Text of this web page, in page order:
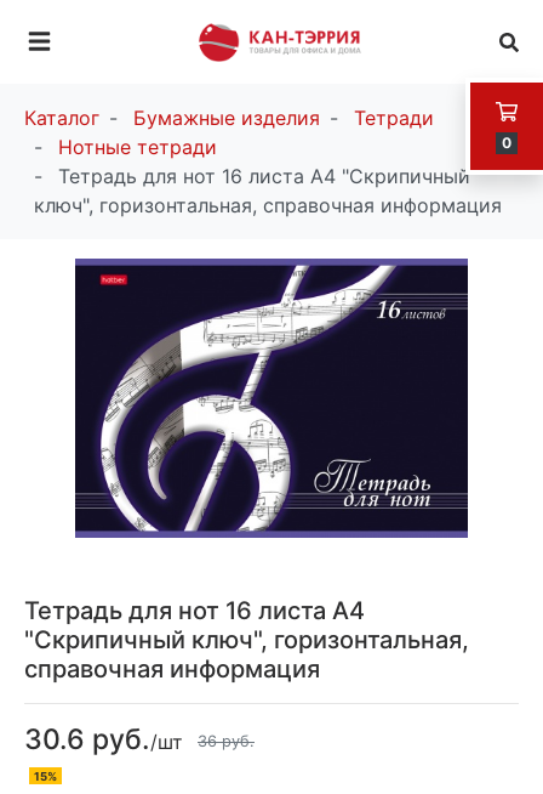
0
Каталог Бумажные изделия
Тетради
Нотные тетради
Тетрадь для нот 16 листа А4 "Скрипичный
ключ", горизонтальная, справочная информация
Тетрадь для нот 16 листа А4
"Скрипичный ключ", горизонтальная,
справочная информация
30.6 руб./шт 36 руб.
15%